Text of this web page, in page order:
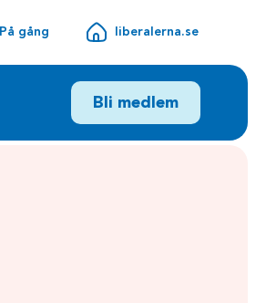
På gång liberalerna.se
Bli medlem